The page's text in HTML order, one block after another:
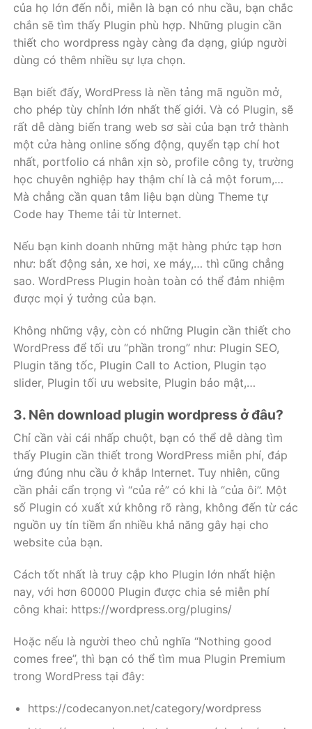
của họ lớn đến nỗi, miễn là bạn có nhu cầu, bạn chắc
chắn sẽ tìm thấy Plugin phù hợp. Những plugin cần
thiết cho wordpress ngày càng đa dạng, giúp người
dùng có thêm nhiều sự lựa chọn.
Bạn biết đấy, WordPress là nền tảng mã nguồn mở,
cho phép tùy chỉnh lớn nhất thế giới. Và có Plugin, sẽ
rất dễ dàng biến trang web sơ sài của bạn trở thành
một cửa hàng online sống động, quyển tạp chí hot
nhất, portfolio cá nhân xịn sò, profile công ty, trường
học chuyên nghiệp hay thậm chí là cả một forum,…
Mà chẳng cần quan tâm liệu bạn dùng Theme tự
Code hay Theme tải từ Internet.
Nếu bạn kinh doanh những mặt hàng phức tạp hơn
như: bất động sản, xe hơi, xe máy,… thì cũng chẳng
sao. WordPress Plugin hoàn toàn có thể đảm nhiệm
được mọi ý tưởng của bạn.
Không những vậy, còn có những Plugin cần thiết cho
WordPress để tối ưu “phần trong” như: Plugin SEO,
Plugin tăng tốc, Plugin Call to Action, Plugin tạo
slider, Plugin tối ưu website, Plugin bảo mật,…
3. Nên download plugin wordpress ở đâu?
Chỉ cần vài cái nhấp chuột, bạn có thể dễ dàng tìm
thấy Plugin cần thiết trong WordPress miễn phí, đáp
ứng đúng nhu cầu ở khắp Internet. Tuy nhiên, cũng
cần phải cẩn trọng vì “của rẻ” có khi là “của ôi”. Một
số Plugin có xuất xứ không rõ ràng, không đến từ các
nguồn uy tín tiềm ẩn nhiều khả năng gây hại cho
website của bạn.
Cách tốt nhất là truy cập kho Plugin lớn nhất hiện
nay, với hơn 60000 Plugin được chia sẻ miễn phí
công khai: https://wordpress.org/plugins/
Hoặc nếu là người theo chủ nghĩa “Nothing good
comes free”, thì bạn có thể tìm mua Plugin Premium
trong WordPress tại đây:
https://codecanyon.net/category/wordpress